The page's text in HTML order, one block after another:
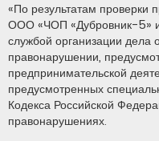
е
«По результатам проверки
ООО «ЧОП «Дубровник-5» и
службой организации дела
правонарушении,
предпринимательской
предусмотренных
Кодекса Российской
правонарушениях.